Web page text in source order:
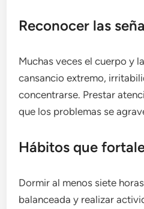
Reconocer las
Muchas veces el cuerpo y
cansancio extremo,
concentrarse. Prestar
que los problemas se
Hábitos que
Dormir al menos siete
balanceada y realizar